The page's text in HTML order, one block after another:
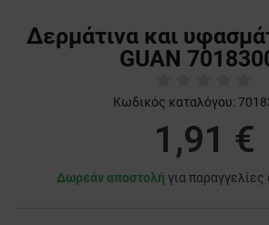
Δερμάτινα και
GUAN
Κωδικός καταλόγου:
1,91 €
Δωρεάν αποστολή για